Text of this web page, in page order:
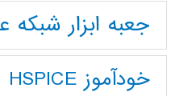
جعبه ابزار
خودآموز HSPICE